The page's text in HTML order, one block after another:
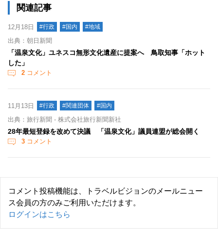
関連記事
12月18日 #行政 #国内 #地域
出典：朝日新聞
「温泉文化」ユネスコ無形文化遺産に提案へ 鳥取知事「ホット
した」
2 コメント
11月13日 #行政 #関連団体 #国内
出典：旅行新聞 - 株式会社旅行新聞新社
28年最短登録を改めて決議 「温泉文化」議員連盟が総会開く
3 コメント
コメント投稿機能は、トラベルビジョンのメールニュー
ス会員の方のみご利用いただけます。
ログインはこちら